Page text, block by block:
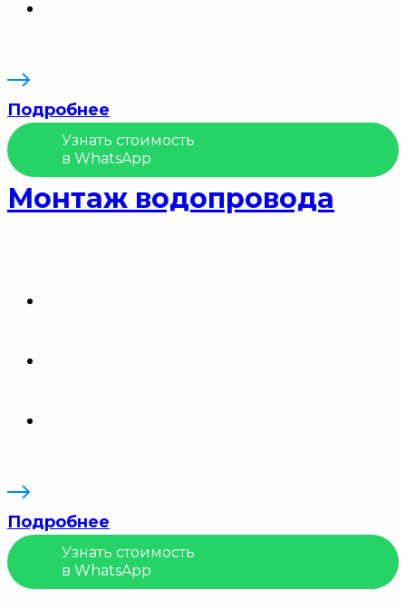
Подробнее
Узнать стоимость
в WhatsApp
Монтаж водопровода
Подробнее
Узнать стоимость
в WhatsApp